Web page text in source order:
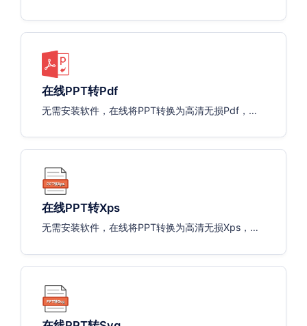
在线PPT转Pdf
无需安装软件，在线将PPT转换为高清无损Pdf，支
在线PPT转Xps
无需安装软件，在线将PPT转换为高清无损Xps，支